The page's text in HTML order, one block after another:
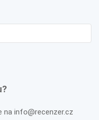
na info@recenzer.cz